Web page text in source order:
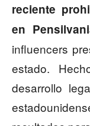
reciente
en
influencers
estado.
desarrollo